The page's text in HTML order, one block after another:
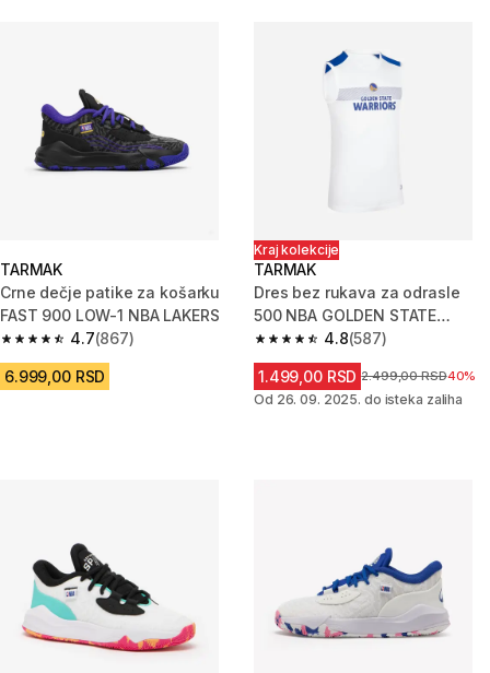
TARMAK
Crne dečje patike za košarku
FAST 900 LOW-1 NBA LAKERS
4.7
4.7 od 5 zvezdica from 867 Recenzije
(867)
6.999,00 RSD
Kraj kolekcije
TARMAK
Dres bez rukava za odrasle
500 NBA GOLDEN STATE
WARRIORS4.8
4.8 od 5 zvezdica from 587
(587)
1.499,00 RSD Cena pre sniženja
2.499,00 RSD40%
Od 26. 09. 2025. do isteka zaliha